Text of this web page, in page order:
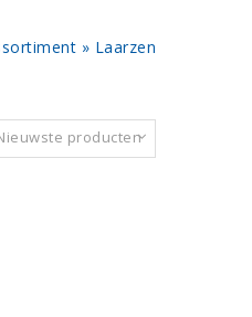
» Laarzen
producten